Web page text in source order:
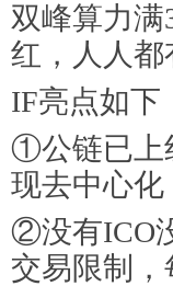
双峰算力满
红，人人都
IF亮点如下
①公链已上
现去中心化
②没有ICO
交易限制，